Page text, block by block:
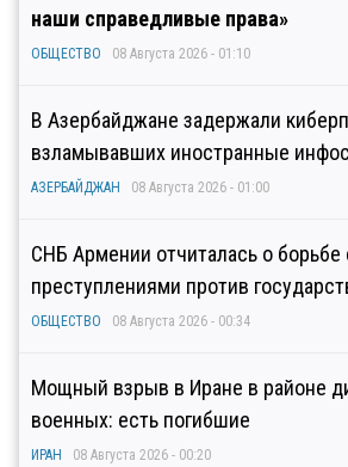
наши справедливые права»
ОБЩЕСТВО 08 Августа 2026 - 01:10
В Азербайджане задержали
взламывавших иностранные
АЗЕРБАЙДЖАН 08 Августа 2026 - 01:00
СНБ Армении отчиталась о борьбе
преступлениями против
ОБЩЕСТВО 08 Августа 2026 - 00:34
Мощный взрыв в Иране в районе
военных: есть погибшие
ИРАН 08 Августа 2026 - 00:20